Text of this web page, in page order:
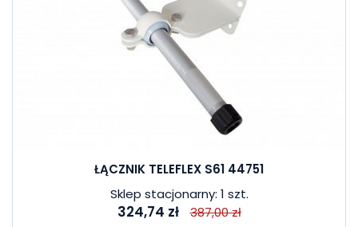
ŁĄCZNIK TELEFLEX S61 44751
Sklep stacjonarny: 1 szt.
324,74 zł 387,00 zł